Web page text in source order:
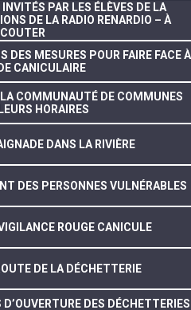
PAR LES ÉLÈVES DE LA
DE LA RADIO RENARDIO – À
DES MESURES POUR FAIRE FACE À
CANICULAIRE
COMMUNAUTÉ DE COMMUNES
HORAIRES
DANS LA RIVIÈRE
DES PERSONNES VULNÉRABLES
ROUGE CANICULE
DE LA DÉCHETTERIE
DES DÉCHETTERIES